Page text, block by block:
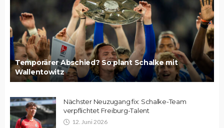
Temporärer Abschied? So plant Schalke mit
Wallentowitz
Nächster Neuzugang fix: Schalke-Team
verpflichtet Freiburg-Talent
12. Juni 2026